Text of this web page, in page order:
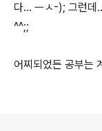
다... ㅡㅅ-); 그런데
^^;;
어찌되었든 공부는